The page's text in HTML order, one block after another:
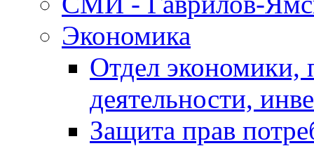
Экономика
Отдел экономики,
деятельности,
Защита прав